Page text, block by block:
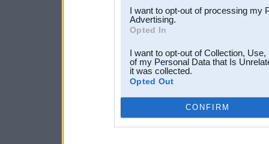
I want to opt-out of processing my
Advertising.
Opted In
I want to opt-out of Collection,
of my Personal Data that Is
it was collected.
Opted Out
CONFIRM